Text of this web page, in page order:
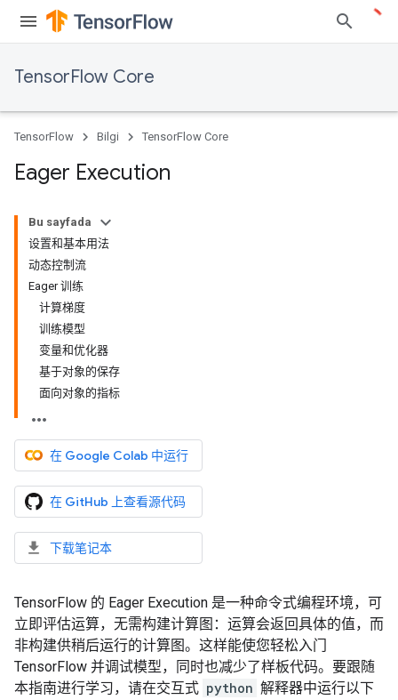
TensorFlow Core
TensorFlow Bilgi TensorFlow Core
Eager Execution
Bu sayfada
设置和基本用法
动态控制流
Eager 训练
计算梯度
训练模型
变量和优化器
基于对象的保存
面向对象的指标
在 Google Colab 中运行
在 GitHub 上查看源代码
下载笔记本
TensorFlow 的 Eager Execution 是一种命令式编程环境，可
立即评估运算，无需构建计算图：运算会返回具体的值，而
非构建供稍后运行的计算图。这样能使您轻松入门
TensorFlow 并调试模型，同时也减少了样板代码。要跟随
本指南进行学习，请在交互式 python 解释器中运行以下